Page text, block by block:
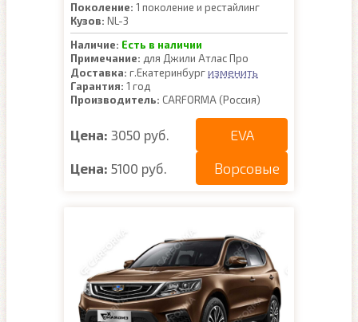
Поколение: 1 поколение и рестайлинг
Кузов: NL-3
Наличие: Есть в наличии
Примечание: для Джили Атлас Про
Доставка: г.Екатеринбургизменить
Гарантия: 1 год
Производитель: CARFORMA (Россия)
Цена: 3050 руб. EVA
Цена: 5100 руб. Ворсовые